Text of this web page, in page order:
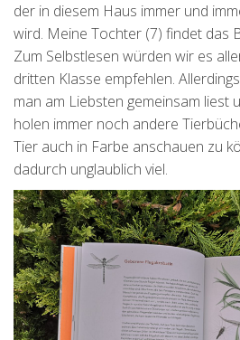
der in diesem Haus immer und
wird. Meine Tochter (7) findet das
Zum Selbstlesen würden wir es
dritten Klasse empfehlen.
man am Liebsten gemeinsam liest
holen immer noch andere
Tier auch in Farbe anschauen zu
dadurch unglaublich viel.